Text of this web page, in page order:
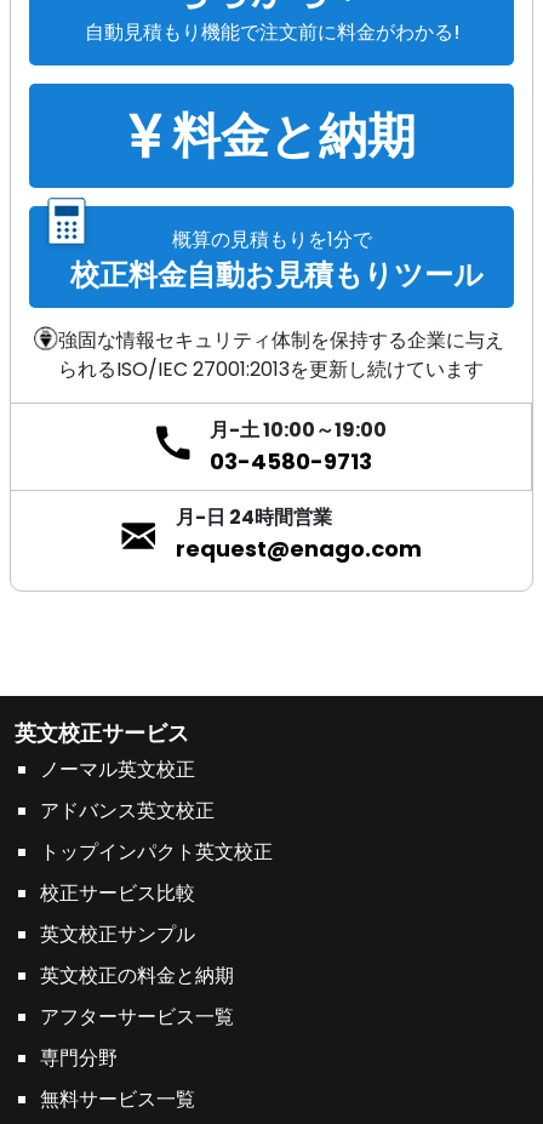
自動見積もり機能で注文前に料金がわかる!
料金と納期
概算の見積もりを1分で
校正料金自動お見積もりツール
強固な情報セキュリティ体制を保持する企業に与え
られるISO/IEC 27001:2013を更新し続けています
月-土 10:00～19:00
03-4580-9713
月-日 24時間営業
request@enago.com
英文校正サービス
ノーマル英文校正
アドバンス英文校正
トップインパクト英文校正
校正サービス比較
英文校正サンプル
英文校正の料金と納期
アフターサービス一覧
専門分野
無料サービス一覧